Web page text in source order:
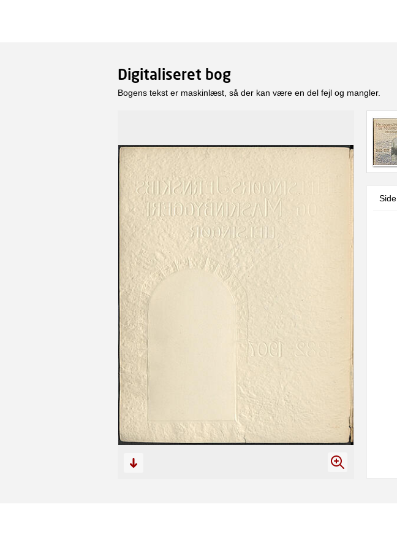
Digitaliseret bog
Bogens tekst er maskinlæst, så der kan være en del fejl og mangler.
Side